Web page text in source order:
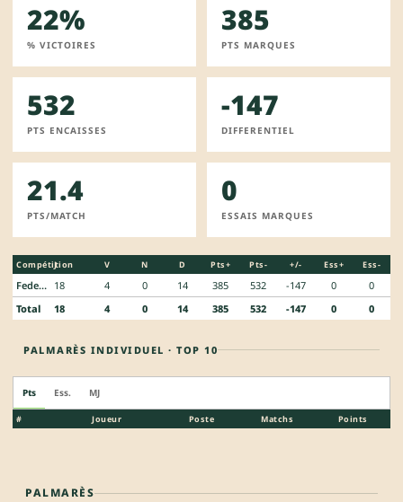
22%
% VICTOIRES
385
PTS MARQUES
532
PTS ENCAISSES
-147
DIFFERENTIEL
21.4
PTS/MATCH
0
ESSAIS MARQUES
Compétition
J V N D Pts+ Pts- +/- Ess+ Ess-
Federale 3 18 4 0 14 385 532 -147 0
0
Total
18 4 0 14 385 532 -147 0 0
PALMARÈS INDIVIDUEL · TOP 10
Pts Ess. MJ
# Joueur Poste Matchs Points
PALMARÈS